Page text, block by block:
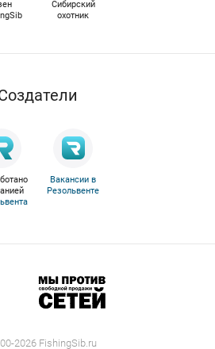
Сибирский
охотник
Вакансии в
Резольвенте
2026 FishingSib.ru